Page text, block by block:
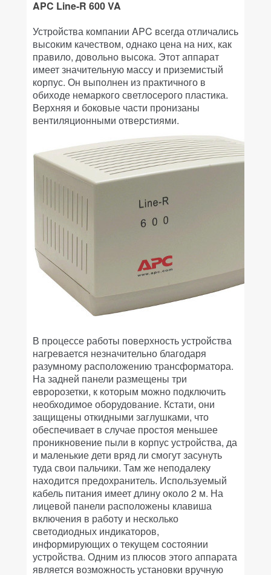
APC Line-R 600 VA
Устройства компании APC всегда отличались
высоким качеством, однако цена на них, как
правило, довольно высока. Этот аппарат
имеет значительную массу и приземистый
корпус. Он выполнен из практичного в
обиходе немаркого светлосерого пластика.
Верхняя и боковые части пронизаны
вентиляционными отверстиями.
В процессе работы поверхность устройства
нагревается незначительно благодаря
разумному расположению трансформатора.
На задней панели размещены три
евророзетки, к которым можно подключить
необходимое оборудование. Кстати, они
защищены откидными заглушками, что
обеспечивает в случае простоя меньшее
проникновение пыли в корпус устройства, да
и маленькие дети вряд ли смогут засунуть
туда свои пальчики. Там же неподалеку
находится предохранитель. Используемый
кабель питания имеет длину около 2 м. На
лицевой панели расположены клавиша
включения в работу и несколько
светодиодных индикаторов,
информирующих о текущем состоянии
устройства. Одним из плюсов этого аппарата
является возможность установки вручную